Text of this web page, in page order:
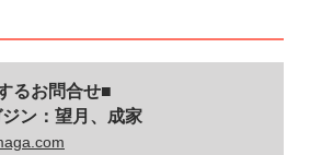
るお問合せ■
ン：望月、成家